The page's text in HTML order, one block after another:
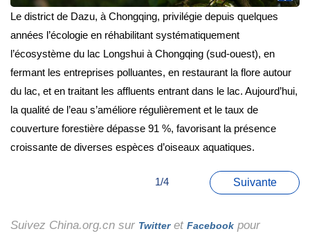
Le district de Dazu, à Chongqing, privilégie depuis quelques
années l’écologie en réhabilitant systématiquement
l’écosystème du lac Longshui à Chongqing (sud-ouest), en
fermant les entreprises polluantes, en restaurant la flore autour
du lac, et en traitant les affluents entrant dans le lac. Aujourd’hui,
la qualité de l’eau s’améliore régulièrement et le taux de
couverture forestière dépasse 91 %, favorisant la présence
croissante de diverses espèces d’oiseaux aquatiques.
1/4 Suivante
Suivez China.org.cn sur Twitteret Facebook pour